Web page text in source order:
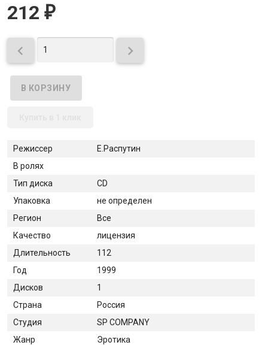
212 ₽
 
Режиссер
Е.Распутин
В ролях
Тип диска
CD
Упаковка
не определен
Регион
Все
Качество
лицензия
Длительность
112
Год
1999
Дисков
1
Страна
Россия
Студия
SP COMPANY
Жанр
Эротика